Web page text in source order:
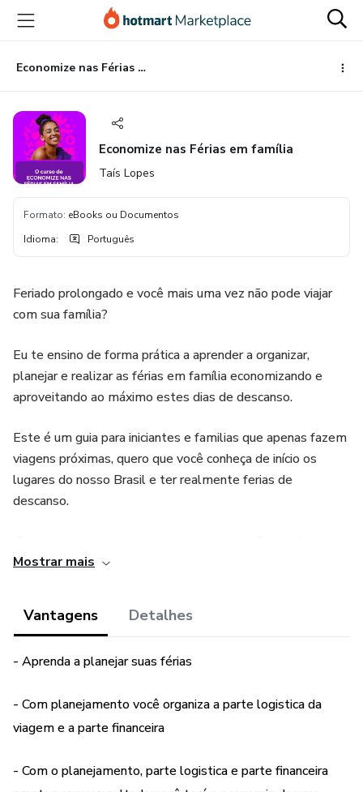
para
conteúdo
principal
para
pagamento
para
rodapé
Economize nas Férias em família
Economize nas Férias em família
Taís Lopes
Formato: eBooks ou Documentos
Idioma: Português
Feriado prolongado e você mais uma vez não pode viajar
com sua família?
Eu te ensino de forma prática a aprender a organizar,
planejar e realizar as férias em família economizando e
aproveitando ao máximo estes dias de descanso.
Este é um guia para iniciantes e familias que apenas fazem
viagens próximas, quero que você conheça de início os
lugares do nosso Brasil e ter realmente ferias de
descanso.
fogão cozinhando para todo mundo e bora curtir uma
crianças de 12 anos.
Você nao vai se arrepender de ter este aprendizado.
Mostrar mais
Vantagens Detalhes
- Aprenda a planejar suas férias
- Com planejamento você organiza a parte logistica da
viagem e a parte financeira
- Com o planejamento, parte logistica e parte financeira